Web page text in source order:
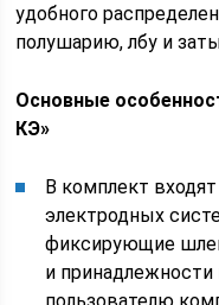
удобного
полушарию, лбу и
Основные
КЭ»
В комплект
электродных
фиксирующие
и